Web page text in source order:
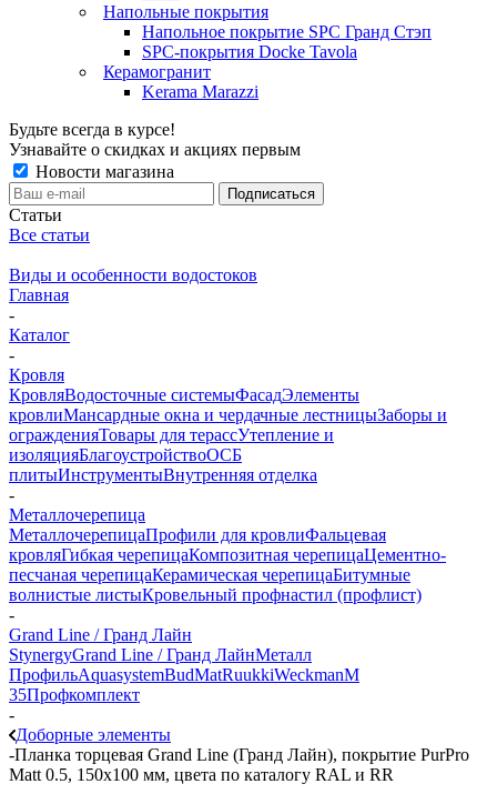
Напольные покрытия
Напольное покрытие SPC Гранд Стэп
SPC-покрытия Docke Tavola
Керамогранит
Kerama Marazzi
Будьте всегда в курсе!
Узнавайте о скидках и акциях первым
Новости магазина
Статьи
Все статьи
Виды и особенности водостоков
Главная
-
Каталог
-
Кровля
КровляВодосточные системыФасадЭлементы
кровлиМансардные окна и чердачные лестницыЗаборы и
огражденияТовары для терассУтепление и
изоляцияБлагоустройствоОСБ
плитыИнструментыВнутренняя отделка
-
Металлочерепица
МеталлочерепицаПрофили для кровлиФальцевая
кровляГибкая черепицаКомпозитная черепицаЦементно-
песчаная черепицаКерамическая черепицаБитумные
волнистые листыКровельный профнастил (профлист)
-
Grand Line / Гранд Лайн
StynergyGrand Line / Гранд ЛайнМеталл
ПрофильAquasystemBudMatRuukkiWeckmanМ
35Профкомплект
-
Доборные элементы
-Планка торцевая Grand Line (Гранд Лайн), покрытие PurPro
Matt 0.5, 150х100 мм, цвета по каталогу RAL и RR